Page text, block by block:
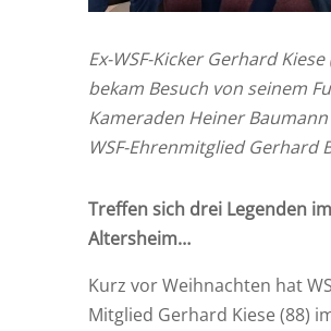
Ex-WSF-Kicker Gerhard
bekam Besuch von seinem
Kameraden Heiner
WSF-Ehrenmitglied Gerhard
Treffen sich drei Legenden im
Altersheim…
Kurz vor Weihnachten hat
Mitglied Gerhard Kiese (88)